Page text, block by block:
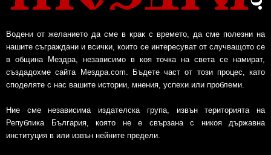
Водени от желанието да сме в крак с времето, да сме полезни на
нашите съграждани и всички, които се интересуват от случващото се
в община Мездра, независимо в коя точка на света се намират,
създадохме сайта Мездра.com. Бъдете част от този процес, като
споделяте с нас вашите истории, мнения, успехи или проблеми.
Ние сме независима издателска група, извън територията на
Република България, която не е свързана с никоя държавна
институция в или извън нейните предели.